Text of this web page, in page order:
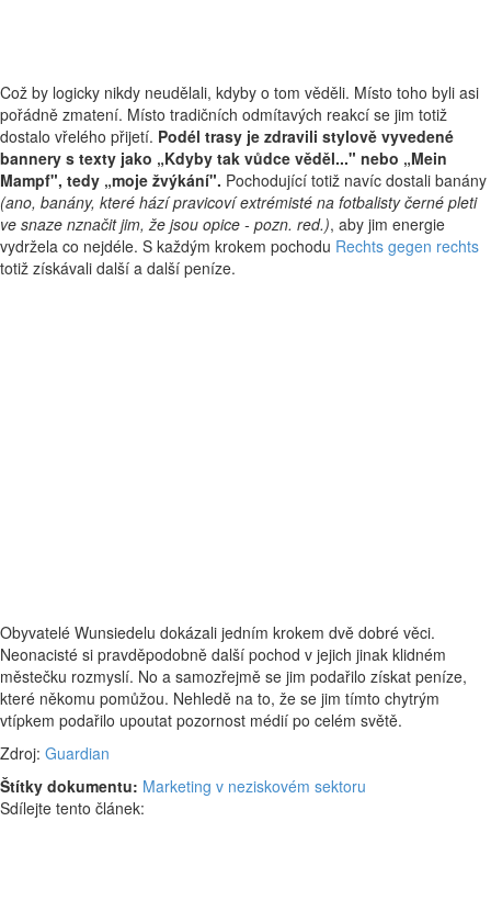
Což by logicky nikdy neudělali, kdyby o tom věděli. Místo toho byli asi
pořádně zmatení. Místo tradičních odmítavých reakcí se jim totiž
dostalo vřelého přijetí. Podél trasy je zdravili stylově vyvedené
bannery s texty jako „Kdyby tak vůdce věděl..." nebo „Mein
Mampf", tedy „moje žvýkání". Pochodující totiž navíc dostali banány
(ano, banány, které hází pravicoví extrémisté na fotbalisty černé pleti
ve snaze nznačit jim, že jsou opice - pozn. red.), aby jim energie
vydržela co nejdéle. S každým krokem pochodu Rechts gegen rechts
totiž získávali další a další peníze.
Obyvatelé Wunsiedelu dokázali jedním krokem dvě dobré věci.
Neonacisté si pravděpodobně další pochod v jejich jinak klidném
městečku rozmyslí. No a samozřejmě se jim podařilo získat peníze,
které někomu pomůžou. Nehledě na to, že se jim tímto chytrým
vtípkem podařilo upoutat pozornost médií po celém světě.
Zdroj: Guardian
Štítky dokumentu: Marketing v neziskovém sektoru
Sdílejte tento článek: